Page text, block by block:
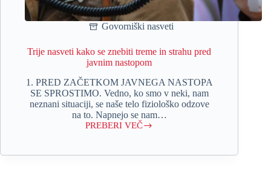
Govorniški nasveti
Trije nasveti kako se znebiti treme in strahu pred
javnim nastopom
1. PRED ZAČETKOM JAVNEGA NASTOPA
SE SPROSTIMO. Vedno, ko smo v neki, nam
neznani situaciji, se naše telo fiziološko odzove
na to. Napnejo se nam…
PREBERI VEČ
Trije